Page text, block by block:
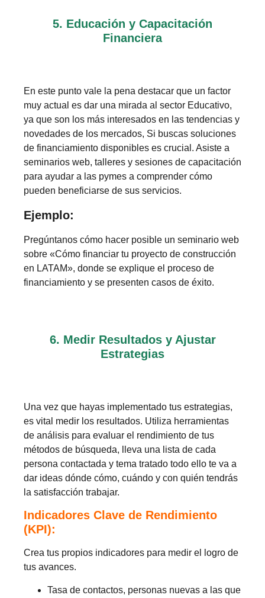
5. Educación y Capacitación
Financiera
En este punto vale la pena destacar que un factor
muy actual es dar una mirada al sector Educativo,
ya que son los más interesados en las tendencias y
novedades de los mercados, Si buscas soluciones
de financiamiento disponibles es crucial. Asiste a
seminarios web, talleres y sesiones de capacitación
para ayudar a las pymes a comprender cómo
pueden beneficiarse de sus servicios.
Ejemplo:
Pregúntanos cómo hacer posible un seminario web
sobre «Cómo financiar tu proyecto de construcción
en LATAM», donde se explique el proceso de
financiamiento y se presenten casos de éxito.
6. Medir Resultados y Ajustar
Estrategias
Una vez que hayas implementado tus estrategias,
es vital medir los resultados. Utiliza herramientas
de análisis para evaluar el rendimiento de tus
métodos de búsqueda, lleva una lista de cada
persona contactada y tema tratado todo ello te va a
dar ideas dónde cómo, cuándo y con quién tendrás
la satisfacción trabajar.
Indicadores Clave de Rendimiento
(KPI):
Crea tus propios indicadores para medir el logro de
tus avances.
Tasa de contactos, personas nuevas a las que